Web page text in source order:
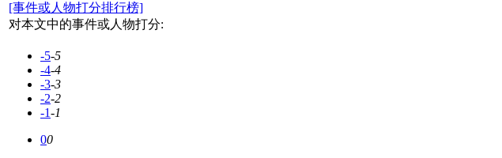
[事件或人物打分排行榜]
对本文中的事件或人物打分:
-5-5
-4-4
-3-3
-2-2
-1-1
00